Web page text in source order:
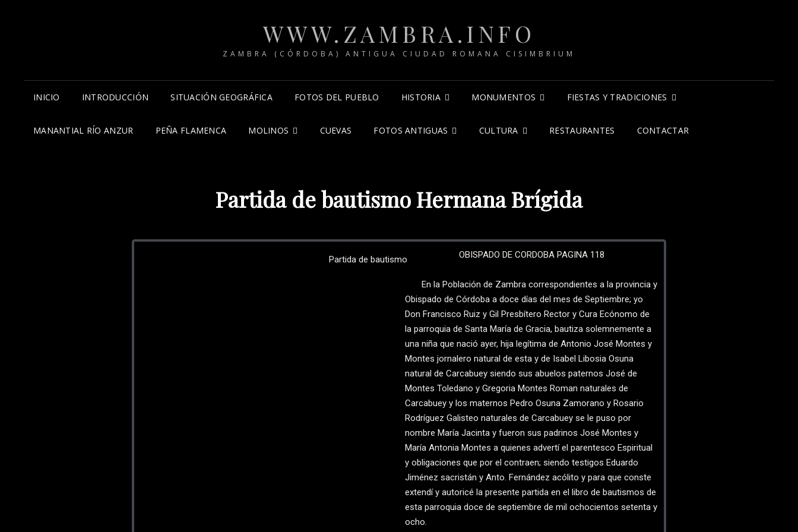
WWW.ZAMBRA.INFO
ZAMBRA (CÓRDOBA) ANTIGUA CIUDAD ROMANA CISIMBRIUM
INICIO INTRODUCCIÓN SITUACIÓN GEOGRÁFICA FOTOS DEL PUEBLO HISTORIA MONUMENTOS FIESTAS Y TRADICIONES
MANANTIAL RÍO ANZUR PEÑA FLAMENCA MOLINOS CUEVAS FOTOS ANTIGUAS CULTURA RESTAURANTES CONTACTAR
Partida de bautismo Hermana Brígida
Partida de bautismo OBISPADO DE CORDOBA PAGINA 118
En la Población de Zambra correspondientes a la provincia y
Obispado de Córdoba a doce días del mes de Septiembre; yo
Don Francisco Ruiz y Gil Presbítero Rector y Cura Ecónomo de
la parroquia de Santa María de Gracia, bautiza solemnemente a
una niña que nació ayer, hija legítima de Antonio José Montes y
Montes jornalero natural de esta y de Isabel Libosia Osuna
natural de Carcabuey siendo sus abuelos paternos José de
Montes Toledano y Gregoria Montes Roman naturales de
Carcabuey y los maternos Pedro Osuna Zamorano y Rosario
Rodríguez Galisteo naturales de Carcabuey se le puso por
nombre María Jacinta y fueron sus padrinos José Montes y
María Antonia Montes a quienes advertí el parentesco Espiritual
y obligaciones que por el contraen; siendo testigos Eduardo
Jiménez sacristán y Anto. Fernández acólito y para que conste
extendí y autoricé la presente partida en el libro de bautismos de
esta parroquia doce de septiembre de mil ochocientos setenta y
ocho.